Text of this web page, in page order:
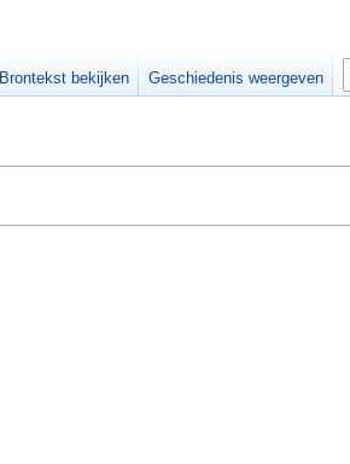
Brontekst bekijken Geschiedenis weergeven